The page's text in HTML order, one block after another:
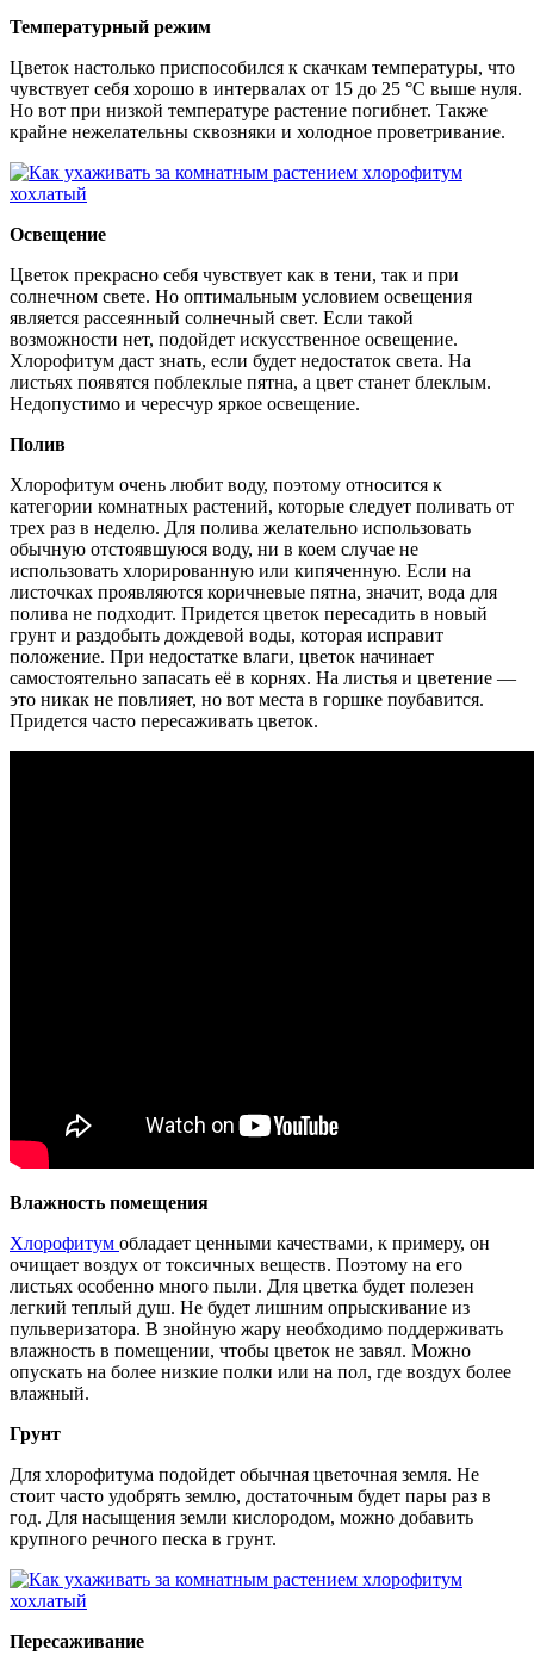
Температурный режим
Цветок настолько приспособился к скачкам температуры, что
чувствует себя хорошо в интервалах от 15 до 25 °C выше нуля.
Но вот при низкой температуре растение погибнет. Также
крайне нежелательны сквозняки и холодное проветривание.
Освещение
Цветок прекрасно себя чувствует как в тени, так и при
солнечном свете. Но оптимальным условием освещения
является рассеянный солнечный свет. Если такой
возможности нет, подойдет искусственное освещение.
Хлорофитум даст знать, если будет недостаток света. На
листьях появятся поблеклые пятна, а цвет станет блеклым.
Недопустимо и чересчур яркое освещение.
Полив
Хлорофитум очень любит воду, поэтому относится к
категории комнатных растений, которые следует поливать от
трех раз в неделю. Для полива желательно использовать
обычную отстоявшуюся воду, ни в коем случае не
использовать хлорированную или кипяченную. Если на
листочках проявляются коричневые пятна, значит, вода для
полива не подходит. Придется цветок пересадить в новый
грунт и раздобыть дождевой воды, которая исправит
положение. При недостатке влаги, цветок начинает
самостоятельно запасать её в корнях. На листья и цветение —
это никак не повлияет, но вот места в горшке поубавится.
Придется часто пересаживать цветок.
Влажность помещения
Хлорофитум обладает ценными качествами, к примеру, он
очищает воздух от токсичных веществ. Поэтому на его
листьях особенно много пыли. Для цветка будет полезен
легкий теплый душ. Не будет лишним опрыскивание из
пульверизатора. В знойную жару необходимо поддерживать
влажность в помещении, чтобы цветок не завял. Можно
опускать на более низкие полки или на пол, где воздух более
влажный.
Грунт
Для хлорофитума подойдет обычная цветочная земля. Не
стоит часто удобрять землю, достаточным будет пары раз в
год. Для насыщения земли кислородом, можно добавить
крупного речного песка в грунт.
Пересаживание